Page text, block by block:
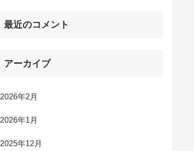
最近のコメント
アーカイブ
2026年2月
2026年1月
2025年12月